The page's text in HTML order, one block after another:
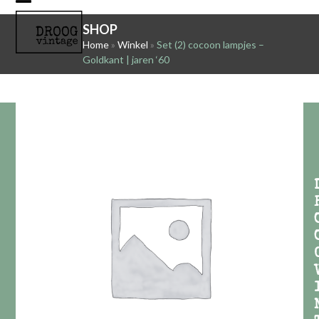
Skip
content
Open
mobile
Close
mobile
SHOP
Home» Winkel » Set (2) cocoon lampjes –
Goldkant | jaren ‘60